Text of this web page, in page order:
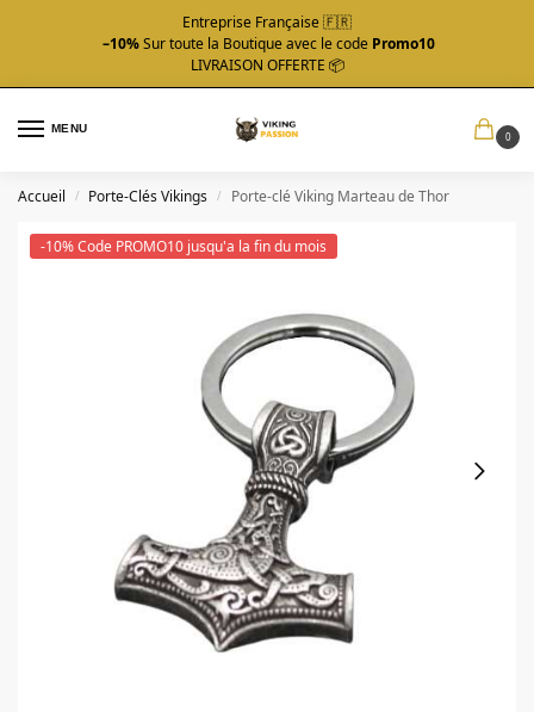
Entreprise Française 🇫🇷
–10%Sur toute la Boutique avec le code Promo10
LIVRAISON OFFERTE 📦
MENU
0
Accueil / Porte-Clés Vikings / Porte-clé Viking Marteau de Thor
-10% Code PROMO10 jusqu'a la fin du mois